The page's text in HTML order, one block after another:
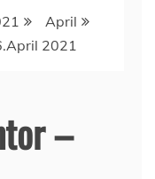
April
2021
–